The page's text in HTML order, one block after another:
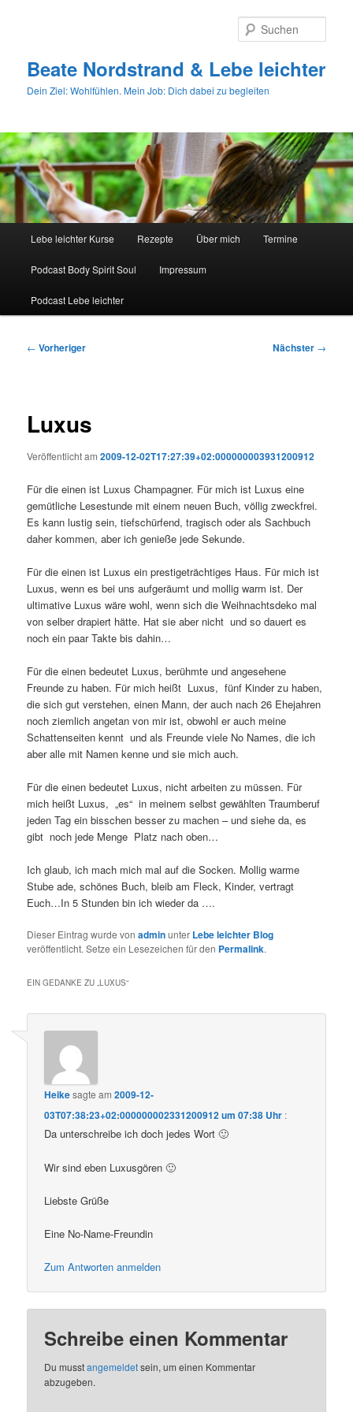
Beate Nordstrand & Lebe leichter
Dein Ziel: Wohlfühlen. Mein Job: Dich dabei zu begleiten
Lebe leichter Kurse Rezepte Über mich Termine
Podcast Body Spirit Soul Impressum
Podcast Lebe leichter
Beitragsnavigation
← Vorheriger Nächster →
Luxus
Veröffentlicht am2009-12-02T17:27:39+02:000000003931200912
Für die einen ist Luxus Champagner. Für mich ist Luxus eine
gemütliche Lesestunde mit einem neuen Buch, völlig zweckfrei.
Es kann lustig sein, tiefschürfend, tragisch oder als Sachbuch
daher kommen, aber ich genieße jede Sekunde.
Für die einen ist Luxus ein prestigeträchtiges Haus. Für mich ist
Luxus, wenn es bei uns aufgeräumt und mollig warm ist. Der
ultimative Luxus wäre wohl, wenn sich die Weihnachtsdeko mal
von selber drapiert hätte. Hat sie aber nicht und so dauert es
noch ein paar Takte bis dahin…
Für die einen bedeutet Luxus, berühmte und angesehene
Freunde zu haben. Für mich heißt Luxus, fünf Kinder zu haben,
die sich gut verstehen, einen Mann, der auch nach 26 Ehejahren
noch ziemlich angetan von mir ist, obwohl er auch meine
Schattenseiten kennt und als Freunde viele No Names, die ich
aber alle mit Namen kenne und sie mich auch.
Für die einen bedeutet Luxus, nicht arbeiten zu müssen. Für
mich heißt Luxus, „es“ in meinem selbst gewählten Traumberuf
jeden Tag ein bisschen besser zu machen – und siehe da, es
gibt noch jede Menge Platz nach oben…
Ich glaub, ich mach mich mal auf die Socken. Mollig warme
Stube ade, schönes Buch, bleib am Fleck, Kinder, vertragt
Euch…In 5 Stunden bin ich wieder da ….
Dieser Eintrag wurde vonadminunter Lebe leichter Blog
veröffentlicht. Setze ein Lesezeichen für den Permalink.
EIN GEDANKE ZU „LUXUS“
Heikesagte am2009-12-
03T07:38:23+02:000000002331200912 um 07:38 Uhr :
Da unterschreibe ich doch jedes Wort 🙂
Wir sind eben Luxusgören 🙂
Liebste Grüße
Eine No-Name-Freundin
Zum Antworten anmelden
Schreibe einen Kommentar
Du musstangemeldetsein, um einen Kommentar
abzugeben.